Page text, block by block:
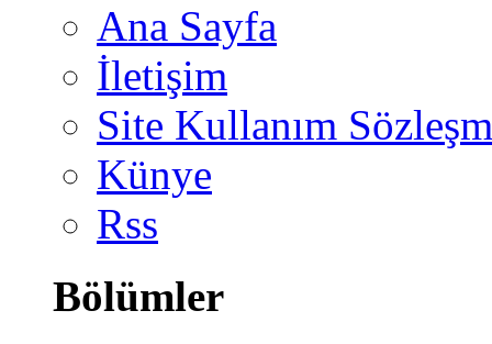
Ana Sayfa
İletişim
Site Kullanım
Künye
Rss
Bölümler